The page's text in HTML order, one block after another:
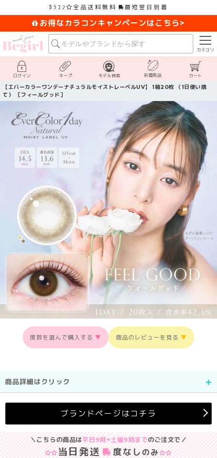
ｶﾗｺﾝ 全品送料無料 最短翌日到着
お得なカラコンキャンペーンはこちら>
カテゴリ
ログイン キープ モデル検索 新着商品 カート
【エバーカラーワンデーナチュラルモイストレーベルUV】 1箱20枚 （1日使い捨
て） ［フィールグッド］
度数を選んで購入する ▼ 商品のレビューを見る ▼
商品詳細はクリック
ブランドページはコチラ
＼こちらの商品は平日9時+土曜9時までのご注文で／
当日発送 度なし のみ